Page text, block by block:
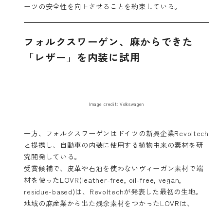
ーツの安全性を向上させることを約束している。
フォルクスワーゲン、麻からできた
「レザー」を内装に試用
Image credit: Volkswagen
一方、フォルクスワーゲンはドイツの新興企業Revoltech
と提携し、自動車の内装に使用する植物由来の素材を研
究開発している。
受賞候補で、皮革や石油を使わないヴィーガン素材で端
材を使ったLOVR(leather-free, oil-free, vegan,
residue-based)は、Revoltechが発表した最初の生地。
地域の麻産業から出た残余素材をつかったLOVRは、